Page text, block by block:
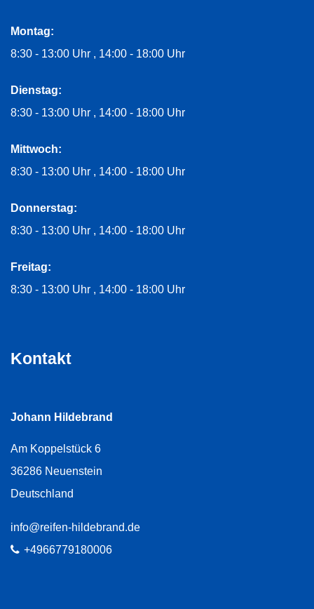
Montag:
8:30 - 13:00 Uhr
14:00 - 18:00 Uhr
Dienstag:
8:30 - 13:00 Uhr
14:00 - 18:00 Uhr
Mittwoch:
8:30 - 13:00 Uhr
14:00 - 18:00 Uhr
Donnerstag:
8:30 - 13:00 Uhr
14:00 - 18:00 Uhr
Freitag:
8:30 - 13:00 Uhr
14:00 - 18:00 Uhr
Kontakt
Johann Hildebrand
Am Koppelstück 6
36286 Neuenstein
Deutschland
E-Mail:
info@reifen-hildebrand.de
Telefon:
+4966779180006